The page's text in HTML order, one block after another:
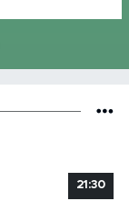
21:30